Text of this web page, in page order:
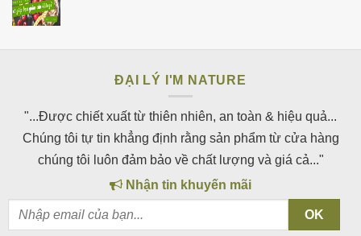
ĐẠI LÝ I'M NATURE
"...Được chiết xuất từ thiên nhiên, an toàn & hiệu quả...
Chúng tôi tự tin khẳng định rằng sản phẩm từ cửa hàng
chúng tôi luôn đảm bảo về chất lượng và giá cả..."
Nhận tin khuyến mãi